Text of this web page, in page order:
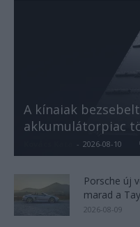
A kínaiak
akkumulátorpiac
- 2026-08-10
Porsche új
marad a
2026-08-09